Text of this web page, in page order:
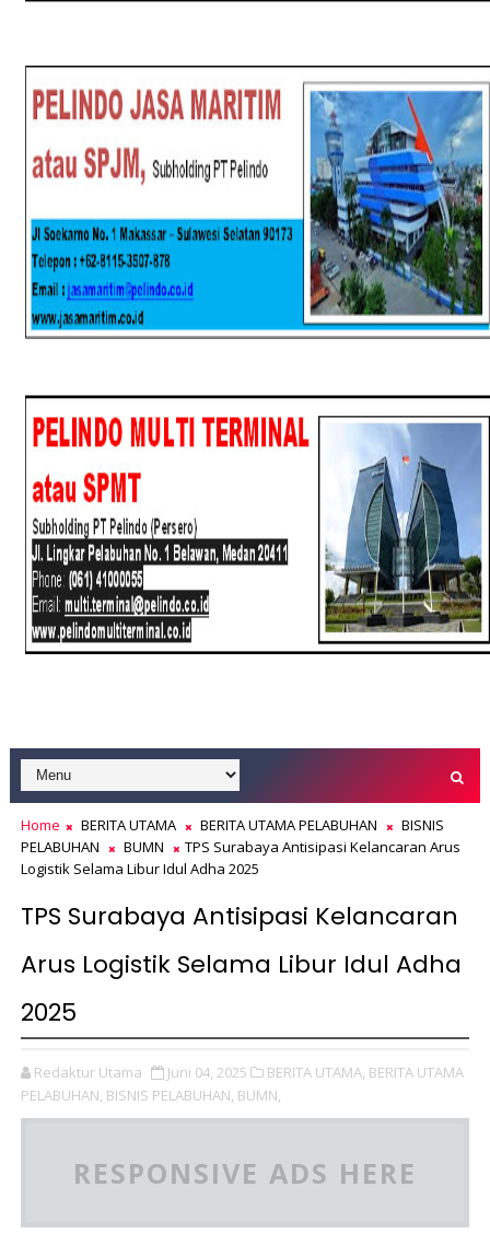
Home BERITA UTAMA BERITA UTAMA PELABUHAN
BISNIS
PELABUHAN
BUMN
TPS Surabaya Antisipasi Kelancaran Arus
Logistik Selama Libur Idul Adha 2025
TPS Surabaya Antisipasi Kelancaran
Arus Logistik Selama Libur Idul Adha
2025
Redaktur Utama Juni 04, 2025 BERITA UTAMA, BERITA UTAMA
PELABUHAN, BISNIS PELABUHAN, BUMN,
RESPONSIVE ADS HERE